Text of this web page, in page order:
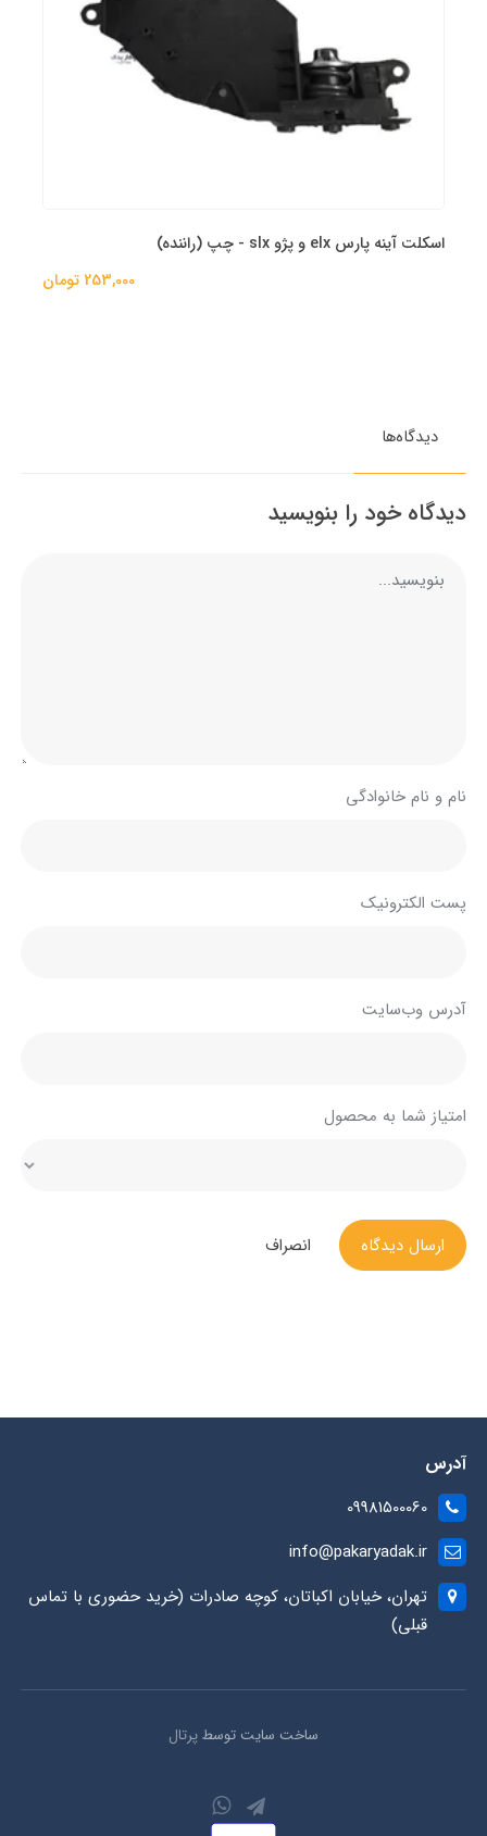
اسکلت آینه پارس elx و پژو slx - چپ (راننده)
253,000 تومان
دیدگاه‌ها
دیدگاه خود را بنویسید
نام و نام خانوادگی
پست الکترونیک
آدرس وب‌سایت
امتیاز شما به محصول
ارسال دیدگاه انصراف
آدرس
09981500060
info@pakaryadak.ir
تهران، خیابان اکباتان، کوچه صادرات (خرید حضوری با تماس
قبلی)
ساخت سایت توسطپرتال